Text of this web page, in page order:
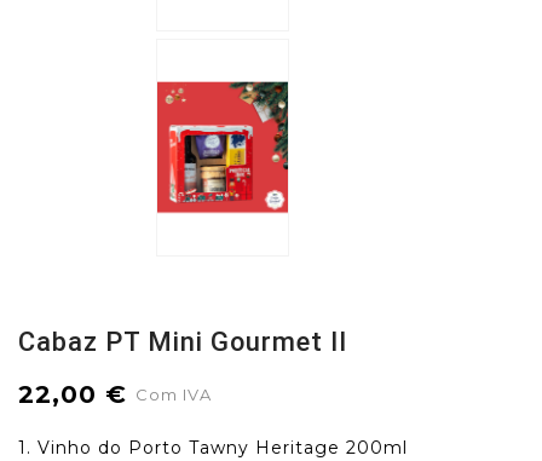
Cabaz PT Mini Gourmet II
22,00 € Com IVA
1. Vinho do Porto Tawny Heritage 200ml